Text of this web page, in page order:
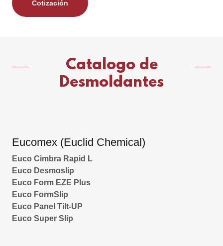
Cotización
Catalogo de
Desmoldantes
Eucomex (Euclid Chemical)
Euco Cimbra Rapid L
Euco Desmoslip
Euco Form EZE Plus
Euco FormSlip
Euco Panel Tilt-UP
Euco Super Slip